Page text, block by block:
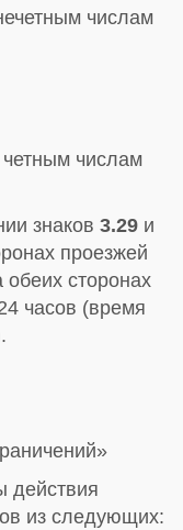
числам
числам
знаков 3.29 и
проезжей
обеих сторонах
часов (время
действия
из следующих: